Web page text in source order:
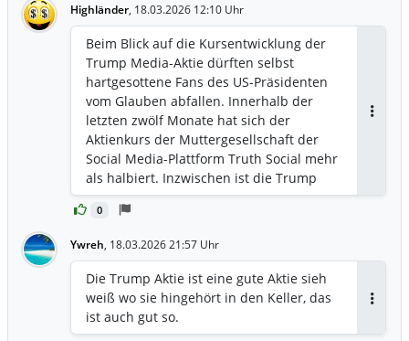
Highländer, 18.03.2026 12:10 Uhr
0
Beim Blick auf die Kursentwicklung der
Trump Media-Aktie dürften selbst
hartgesottene Fans des US-Präsidenten
vom Glauben abfallen. Innerhalb der
letzten zwölf Monate hat sich der
Aktienkurs der Muttergesellschaft der
Social Media-Plattform Truth Social mehr
als halbiert. Inzwischen ist die Trump
Media-Aktie keine 10 US$ mehr wert.
Was steckt hinter dem Absturz und gibt
https://www.wallstreet-
online.de/nachricht/20628293-trump-
media-aktie-hoffnungsvoll-hoffnungslos
Ywreh, 18.03.2026 21:57 Uhr
Die Trump Aktie ist eine gute Aktie sieh
weiß wo sie hingehört in den Keller, das
ist auch gut so.